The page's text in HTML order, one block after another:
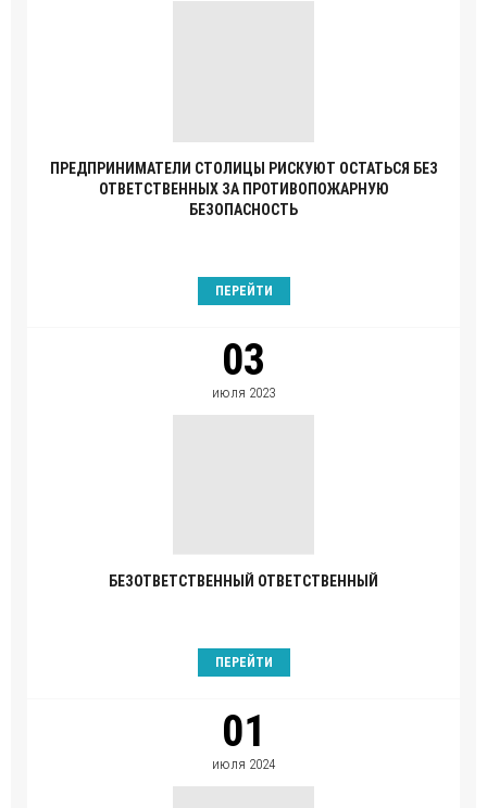
ПРЕДПРИНИМАТЕЛИ СТОЛИЦЫ РИСКУЮТ ОСТАТЬСЯ БЕЗ
ОТВЕТСТВЕННЫХ ЗА ПРОТИВОПОЖАРНУЮ
БЕЗОПАСНОСТЬ
ПЕРЕЙТИ
03
июля 2023
БЕЗОТВЕТСТВЕННЫЙ ОТВЕТСТВЕННЫЙ
ПЕРЕЙТИ
01
июля 2024